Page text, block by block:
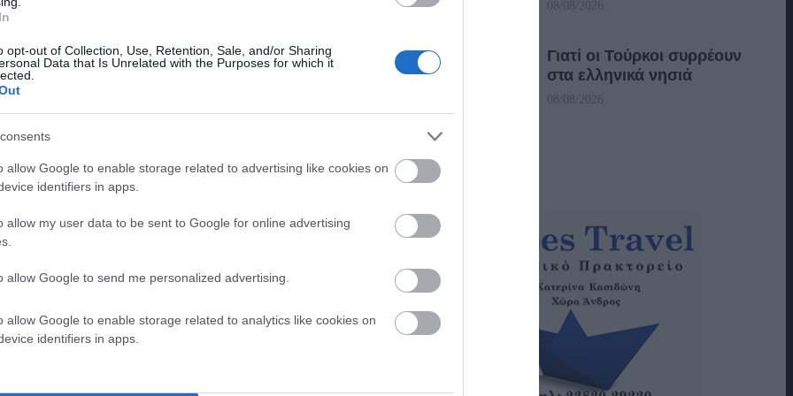
opt-out of Collection, Use, Retention, Sale, and/or Sharing
Data that Is Unrelated with the Purposes for which it
allow Google to enable storage related to advertising like cookies on
identifiers in apps.
allow my user data to be sent to Google for online advertising
allow Google to send me personalized advertising.
allow Google to enable storage related to analytics like cookies on
identifiers in apps.
παρελαύνει στην Χώρα
ΤΥΠΟΥ
Άνδρου εκπροσωπώντας την Άνδρο
που θα διεξαχθεί
08/08/2026
Γιατί οι Τούρκοι συρρέουν
στα ελληνικά νησιά
08/08/2026